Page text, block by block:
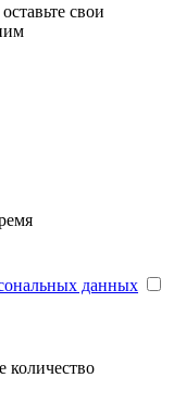
свои
данных
количество